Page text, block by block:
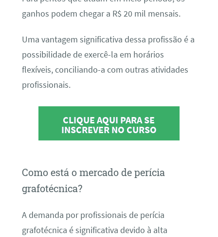
ganhos podem chegar a R$ 20 mil mensais.
Uma vantagem significativa dessa profissão é a
possibilidade de exercê-la em horários
flexíveis, conciliando-a com outras atividades
profissionais.
CLIQUE AQUI PARA SE
INSCREVER NO CURSO
Como está o mercado de perícia
grafotécnica?
A demanda por profissionais de perícia
grafotécnica é significativa devido à alta